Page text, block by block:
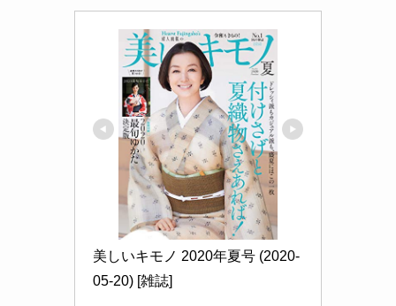
美しいキモノ 2020年夏号 (2020-
05-20) [雑誌]